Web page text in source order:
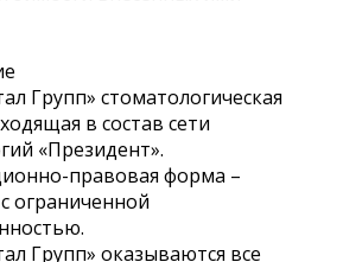
Групп» стоматологическая
в состав сети
«Президент».
правовая форма –
ограниченной
Групп» оказываются все